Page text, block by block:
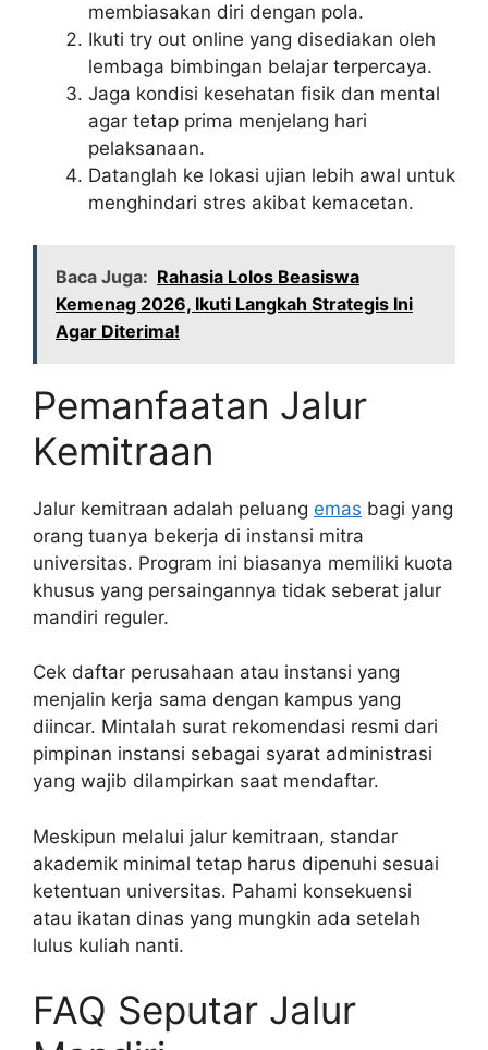
membiasakan diri dengan pola.
Ikuti try out online yang disediakan oleh
lembaga bimbingan belajar terpercaya.
Jaga kondisi kesehatan fisik dan mental
agar tetap prima menjelang hari
pelaksanaan.
Datanglah ke lokasi ujian lebih awal untuk
menghindari stres akibat kemacetan.
Baca Juga: Rahasia Lolos Beasiswa
Kemenag 2026, Ikuti Langkah Strategis Ini
Agar Diterima!
Pemanfaatan Jalur
Kemitraan
Jalur kemitraan adalah peluang emas bagi yang
orang tuanya bekerja di instansi mitra
universitas. Program ini biasanya memiliki kuota
khusus yang persaingannya tidak seberat jalur
mandiri reguler.
Cek daftar perusahaan atau instansi yang
menjalin kerja sama dengan kampus yang
diincar. Mintalah surat rekomendasi resmi dari
pimpinan instansi sebagai syarat administrasi
yang wajib dilampirkan saat mendaftar.
Meskipun melalui jalur kemitraan, standar
akademik minimal tetap harus dipenuhi sesuai
ketentuan universitas. Pahami konsekuensi
atau ikatan dinas yang mungkin ada setelah
lulus kuliah nanti.
FAQ Seputar Jalur